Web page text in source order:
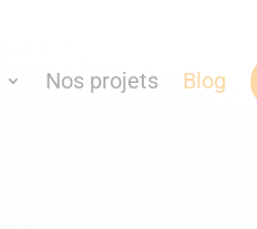
Nos projets Blog